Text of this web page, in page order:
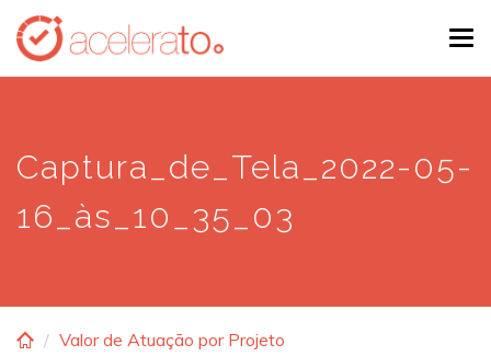
Skip
main
Captura_de_Tela_2022-05-
16_às_10_35_03
Valor de Atuação por Projeto